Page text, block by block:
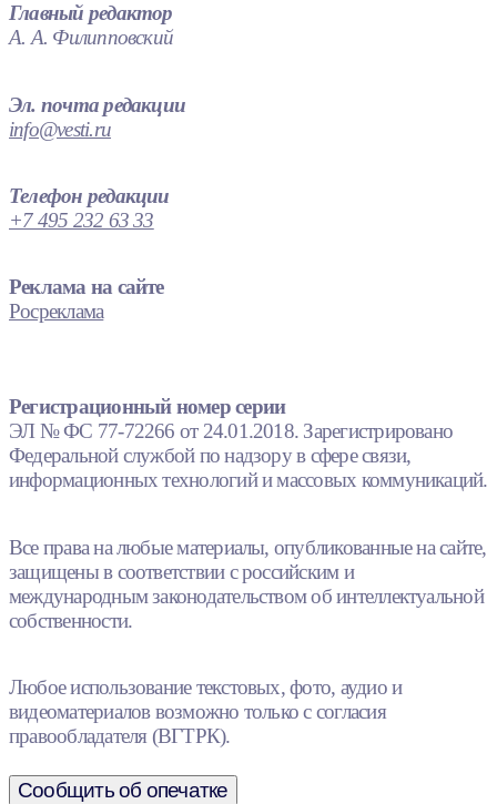
Главный редактор
А. А. Филипповский
Эл. почта редакции
info@vesti.ru
Телефон редакции
+7 495 232 63 33
Реклама на сайте
Росреклама
Регистрационный номер серии
ЭЛ № ФС 77-72266 от 24.01.2018. Зарегистрировано
Федеральной службой по надзору в сфере связи,
информационных технологий и массовых коммуникаций.
Все права на любые материалы, опубликованные на сайте,
защищены в соответствии с российским и
международным законодательством об интеллектуальной
собственности.
Любое использование текстовых, фото, аудио и
видеоматериалов возможно только с согласия
правообладателя (ВГТРК).
Сообщить об опечатке